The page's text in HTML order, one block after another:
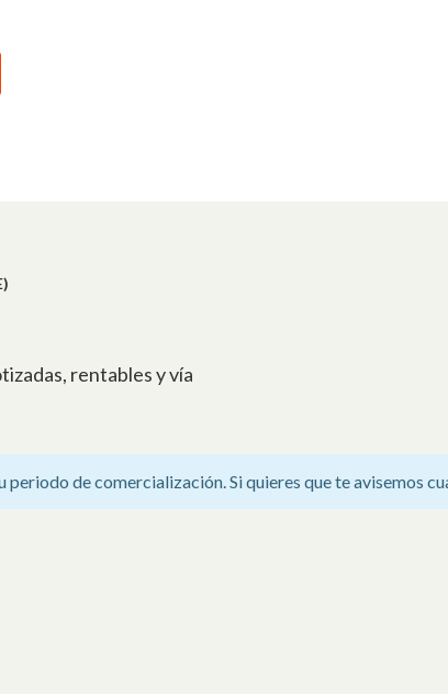
rentables y vía
periodo de comercialización. Si quieres que te avisemos